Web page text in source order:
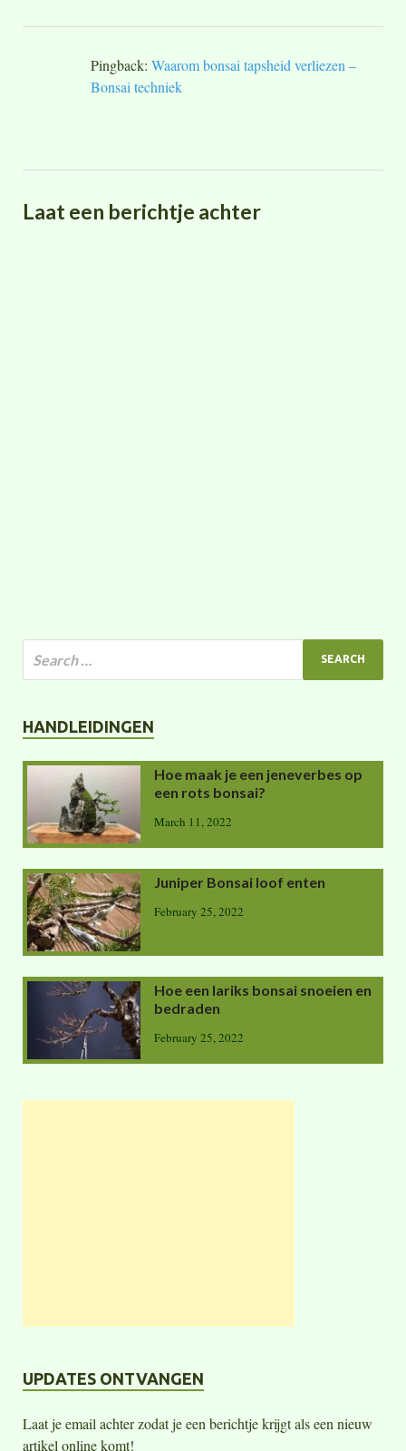
Pingback: Waarom bonsai tapsheid verliezen –
Bonsai techniek
Laat een berichtje achter
HANDLEIDINGEN
Hoe maak je een jeneverbes op
een rots bonsai?
March 11, 2022
Juniper Bonsai loof enten
February 25, 2022
Hoe een lariks bonsai snoeien en
bedraden
February 25, 2022
UPDATES ONTVANGEN
Laat je email achter zodat je een berichtje krijgt als een nieuw
artikel online komt!